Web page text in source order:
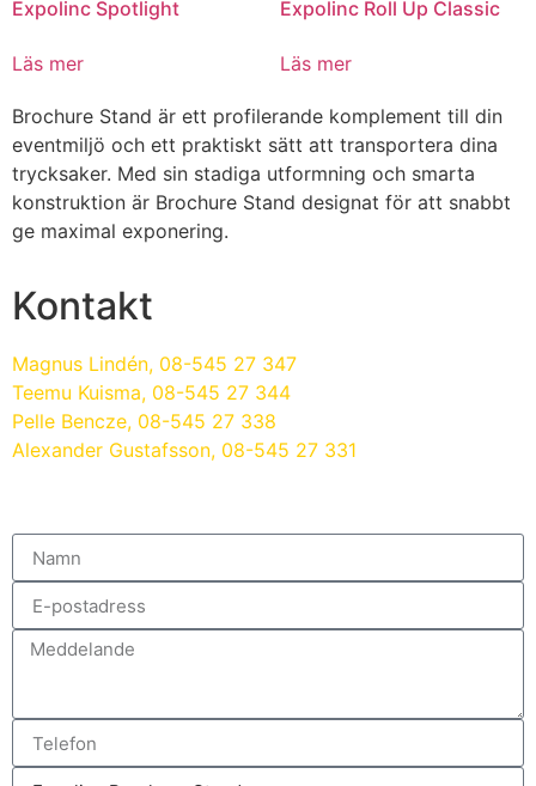
Expolinc Spotlight
Läs mer
Expolinc Roll Up Classic
Läs mer
Brochure Stand är ett profilerande komplement till din
eventmiljö och ett praktiskt sätt att transportera dina
trycksaker. Med sin stadiga utformning och smarta
konstruktion är Brochure Stand designat för att snabbt
ge maximal exponering.
Kontakt
Magnus Lindén, 08-545 27 347
Teemu Kuisma, 08-545 27 344
Pelle Bencze, 08-545 27 338
Alexander Gustafsson, 08-545 27 331